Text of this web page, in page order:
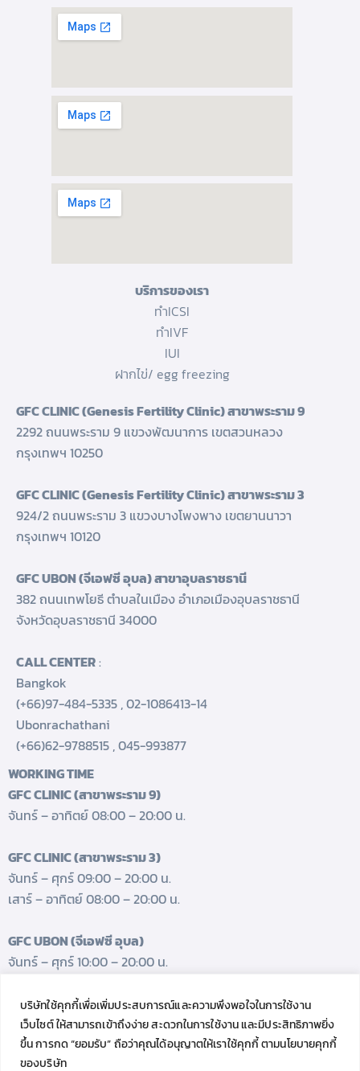
บริษัทใช้คุกกี้เพื่อเพิ่มประสบการณ์และความพึงพอใจในการใช้งาน
เว็บไซต์ ให้สามารถเข้าถึงง่าย สะดวกในการใช้งาน และมีประสิทธิภาพยิ่ง
ขึ้น การกด “ยอมรับ” ถือว่าคุณได้อนุญาตให้เราใช้คุกกี้ ตามนโยบายคุกกี้
ของบริษัท
บริการของเรา
ทำICSI
ทำIVF
IUI
ฝากไข่/ egg freezing
GFC CLINIC (Genesis Fertility Clinic) สาขาพระราม 9
2292 ถนนพระราม 9 แขวงพัฒนาการ เขตสวนหลวง
กรุงเทพฯ 10250
GFC CLINIC (Genesis Fertility Clinic) สาขาพระราม 3
924/2 ถนนพระราม 3 แขวงบางโพงพาง เขตยานนาวา
กรุงเทพฯ 10120
GFC UBON (จีเอฟซี อุบล) สาขาอุบลราชธานี
382 ถนนเทพโยธี ตำบลในเมือง อำเภอเมืองอุบลราชธานี
จังหวัดอุบลราชธานี 34000
CALL CENTER:
Bangkok
(+66)97-484-5335,02-1086413-14
Ubonrachathani
(+66)62-9788515,045-993877
WORKING TIME
GFC CLINIC (สาขาพระราม 9)
จันทร์ – อาทิตย์ 08:00 – 20:00 น.
GFC CLINIC (สาขาพระราม 3)
จันทร์ – ศุกร์ 09:00 – 20:00 น.
เสาร์ – อาทิตย์ 08:00 – 20:00 น.
GFC UBON (จีเอฟซี อุบล)
จันทร์ – ศุกร์ 10:00 – 20:00 น.
GET FRESH UPDATES.
Follow us